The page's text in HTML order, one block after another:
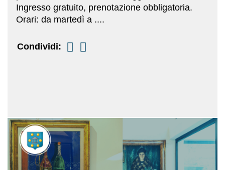
Ingresso gratuito, prenotazione obbligatoria.
Orari: da martedì a ....
Condividi: